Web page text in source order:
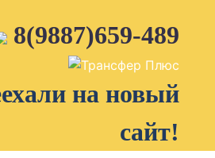
8(9887)659-489
на новый
сайт!